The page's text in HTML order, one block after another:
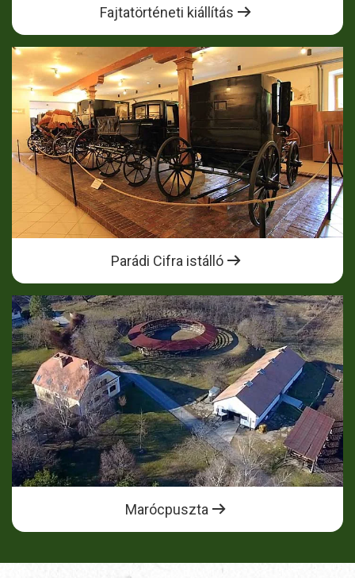
Fajtatörténeti kiállítás
Parádi Cifra istálló
Marócpuszta